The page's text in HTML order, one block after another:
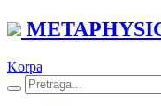
Korpa